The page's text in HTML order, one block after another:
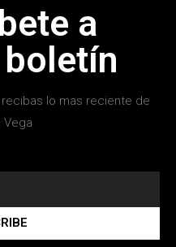
a
lo mas reciente de
Vega